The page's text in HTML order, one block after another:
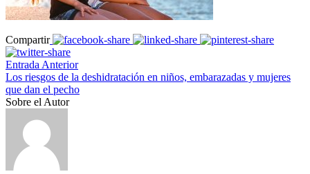
Compartir
Entrada Anterior
Los riesgos de la deshidratación en niños, embarazadas y mujeres
que dan el pecho
Sobre el Autor